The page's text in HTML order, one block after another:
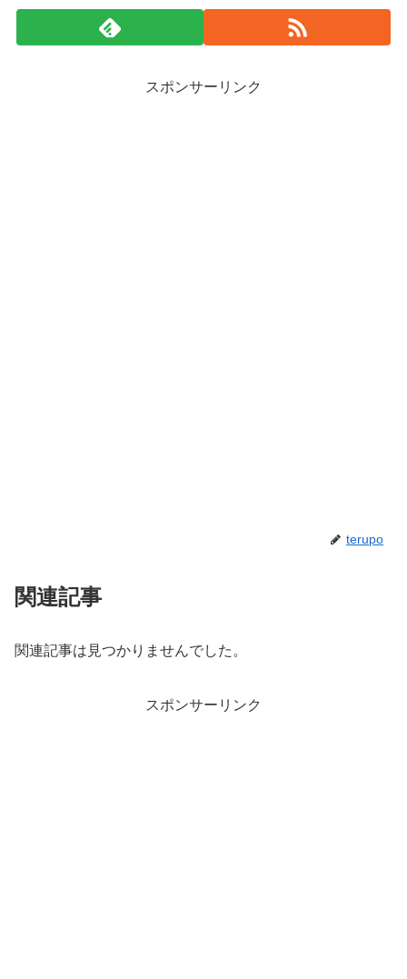
スポンサーリンク
terupo
関連記事
関連記事は見つかりませんでした。
スポンサーリンク